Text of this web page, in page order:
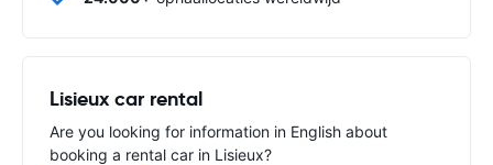
Lisieux car rental
Are you looking for information in English about
booking a rental car in Lisieux?